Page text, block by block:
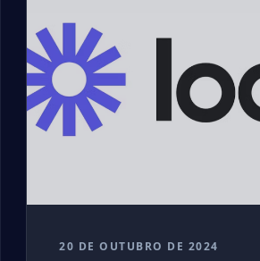
20 DE OUTUBRO DE 2024